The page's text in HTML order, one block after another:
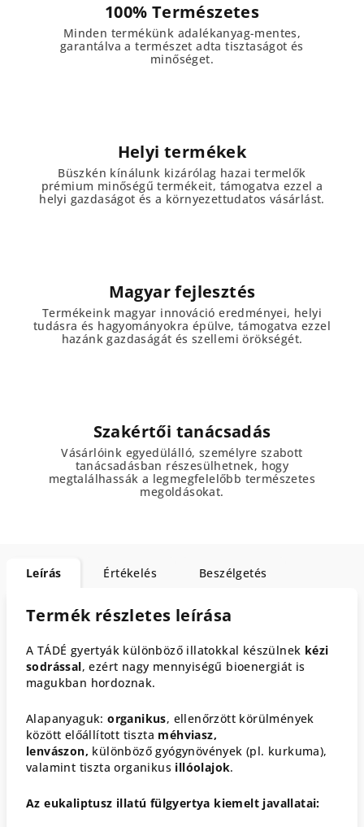
100% Természetes
Minden termékünk adalékanyag-mentes,
garantálva a természet adta tisztaságot és
minőséget.
Helyi termékek
Büszkén kínálunk kizárólag hazai termelők
prémium minőségű termékeit, támogatva ezzel a
helyi gazdaságot és a környezettudatos vásárlást.
Magyar fejlesztés
Termékeink magyar innováció eredményei, helyi
tudásra és hagyományokra épülve, támogatva ezzel
hazánk gazdaságát és szellemi örökségét.
Szakértői tanácsadás
Vásárlóink egyedülálló, személyre szabott
tanácsadásban részesülhetnek, hogy
megtalálhassák a legmegfelelőbb természetes
megoldásokat.
Leírás Értékelés Beszélgetés
Termék részletes leírása
A TÁDÉ gyertyák különböző illatokkal készülnek kézi
sodrással, ezért nagy mennyiségű bioenergiát is
magukban hordoznak.
Alapanyaguk: organikus, ellenőrzött körülmények
között előállított tiszta méhviasz,
lenvászon, különböző gyógynövények (pl. kurkuma),
valamint tiszta organikus illóolajok.
Az eukaliptusz illatú fülgyertya kiemelt javallatai: